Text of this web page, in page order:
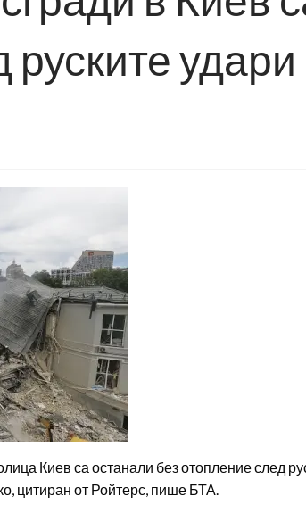
удари
Киев са останали без отопление след
цитиран от Ройтерс, пише БТА.